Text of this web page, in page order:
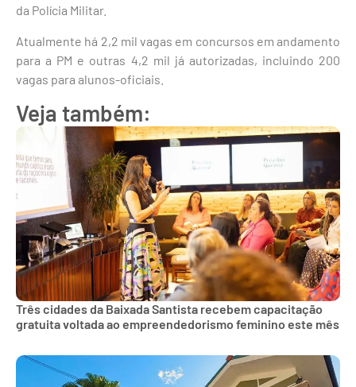
da Polícia Militar.
Atualmente há 2,2 mil vagas em concursos em andamento
para a PM e outras 4,2 mil já autorizadas, incluindo 200
vagas para alunos-oficiais.
Veja também:
Três cidades da Baixada Santista recebem capacitação
gratuita voltada ao empreendedorismo feminino este mês